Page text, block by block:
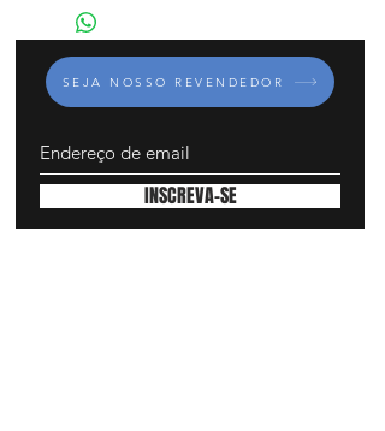
definição, com 88 teclas Graded
Hammer Action, corpo de chave em
madeira maciça e toque Ivory na
superfície superior das teclas
A ação-chave do Concert Numa
proporciona um toque autêntico
absoluto de um Piano de Concertos
SEJA NOSSO REVENDEDOR
INSCREVA-SE